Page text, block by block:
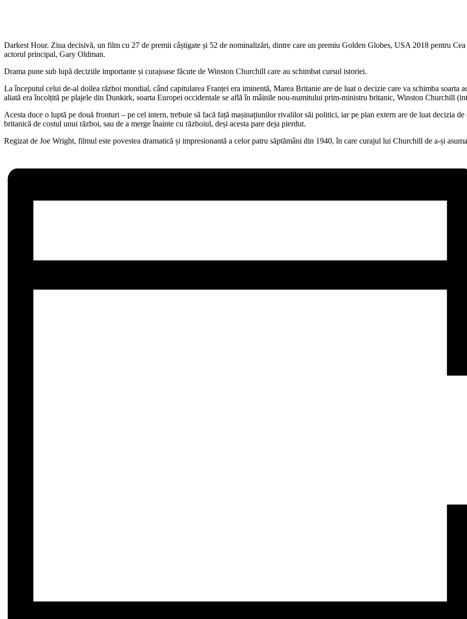
Darkest Hour. Ziua decisivă, un film cu 27 de premii câștigate și 52 de nominalizări, dintre care un premiu Golden Globes, USA 2018 pentru
actorul principal, Gary Oldman.
Drama pune sub lupă deciziile importante și curajoase făcute de Winston Churchill care au schimbat cursul istoriei.
La începutul celui de-al doilea război mondial, când capitularea Franței era iminentă, Marea Britanie are de luat o decizie care va schimba soarta
aliată era încolțită pe plajele din Dunkirk, soarta Europei occidentale se află în mâinile nou-numitului prim-ministru britanic, Winston Churchill
Acesta duce o luptă pe două fronturi – pe cel intern, trebuie să facă față mașinațiunilor rivalilor săi politici, iar pe plan extern are de luat decizia
britanică de costul unui război, sau de a merge înainte cu războiul, deși acesta pare deja pierdut.
Regizat de Joe Wright, filmul este povestea dramatică și impresionantă a celor patru săptămâni din 1940, în care curajul lui Churchill de a-și